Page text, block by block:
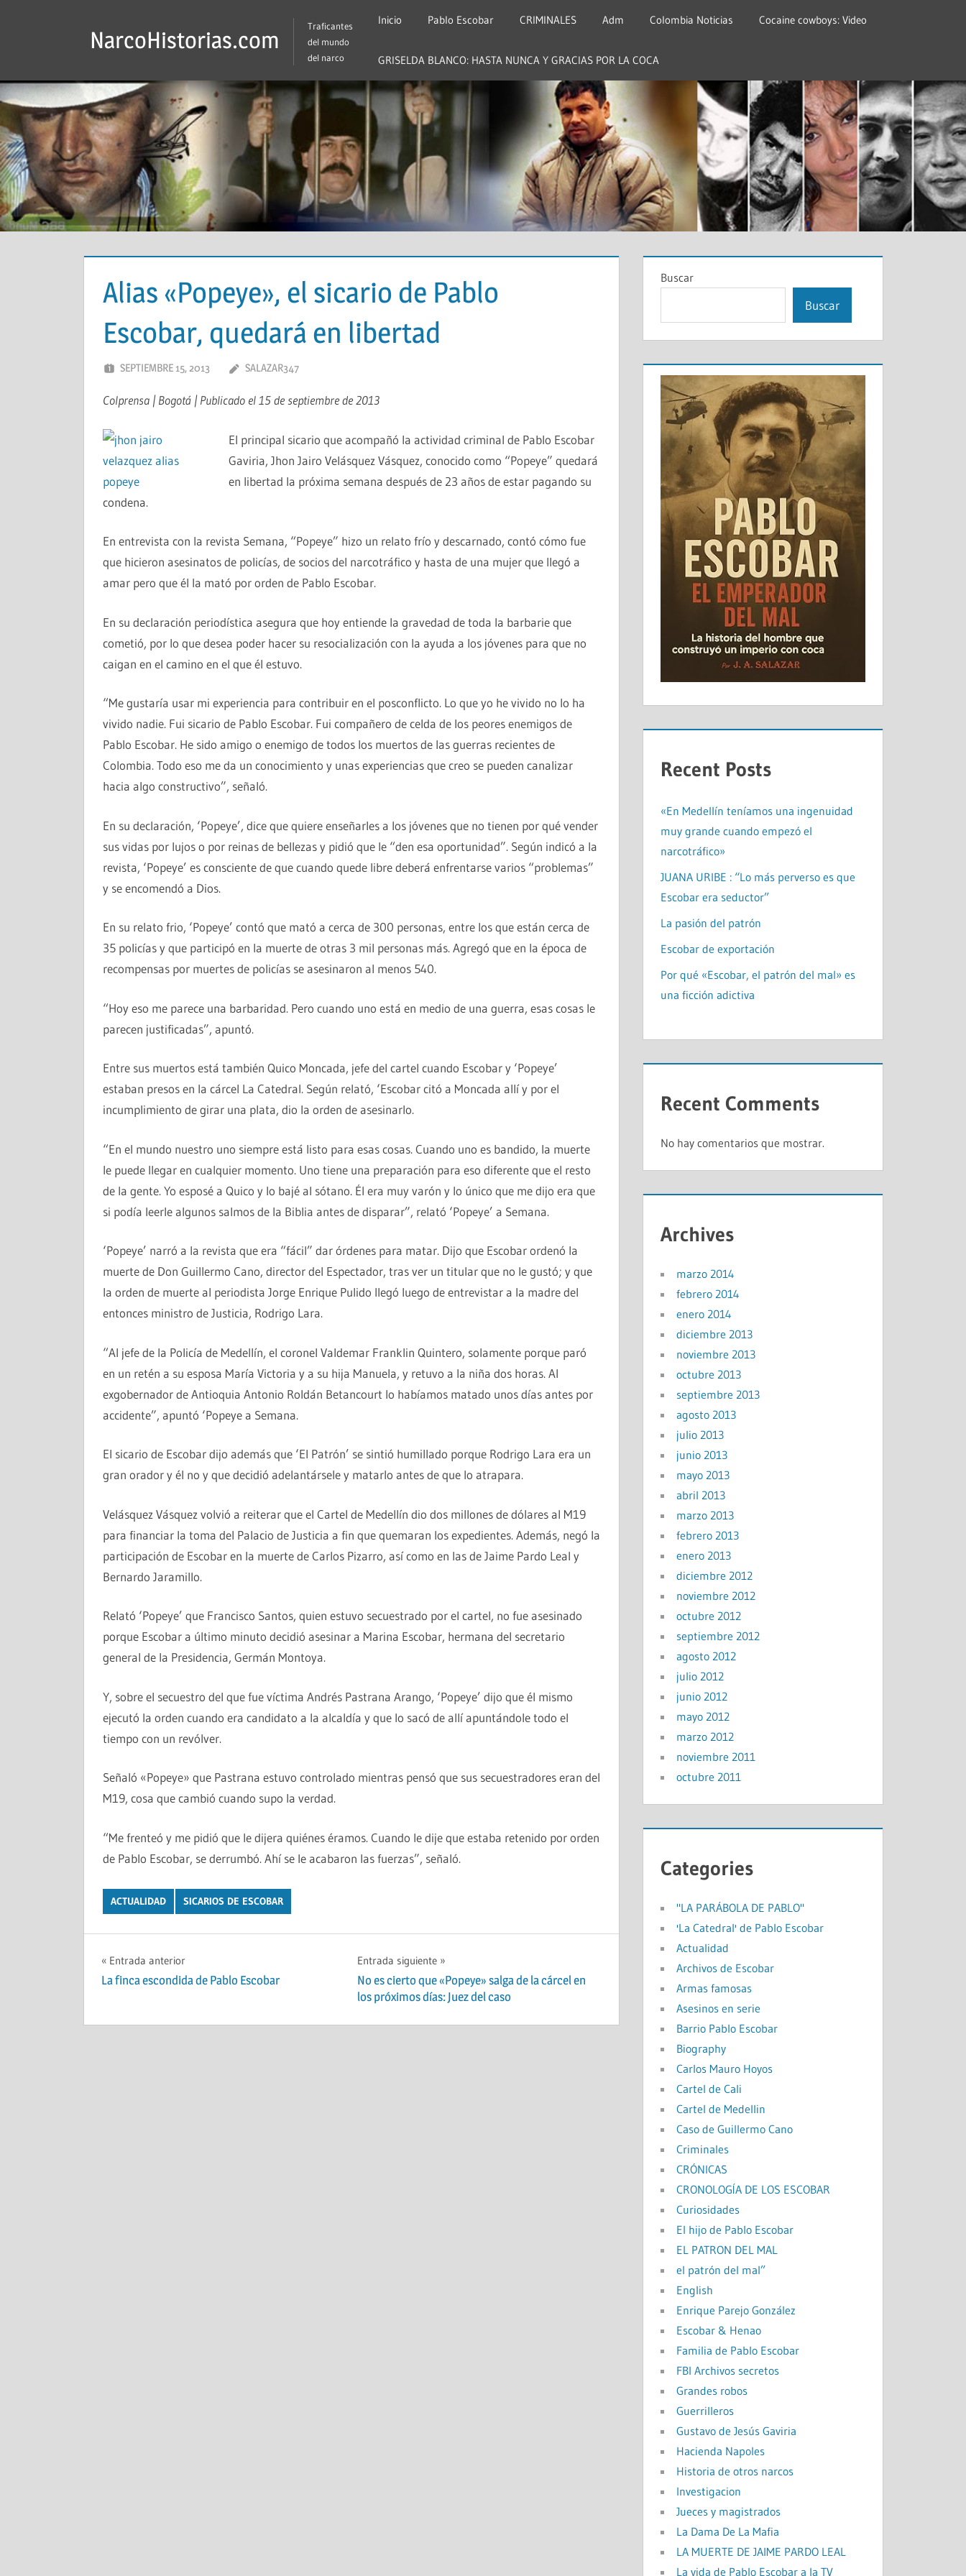
NarcoHistorias.com
Traficantes
del mundo
del narco
Inicio Pablo Escobar CRIMINALES Adm Colombia Noticias Cocaine cowboys: Video
GRISELDA BLANCO: HASTA NUNCA Y GRACIAS POR LA COCA
Alias «Popeye», el sicario de Pablo
Escobar, quedará en libertad
SEPTIEMBRE 15, 2013 SALAZAR347
Colprensa | Bogotá | Publicado el 15 de septiembre de 2013
El principal sicario que acompañó la actividad criminal de Pablo Escobar
Gaviria, Jhon Jairo Velásquez Vásquez, conocido como “Popeye” quedará
en libertad la próxima semana después de 23 años de estar pagando su
condena.
En entrevista con la revista Semana, “Popeye” hizo un relato frío y descarnado, contó cómo fue
que hicieron asesinatos de policías, de socios del narcotráfico y hasta de una mujer que llegó a
amar pero que él la mató por orden de Pablo Escobar.
En su declaración periodística asegura que hoy entiende la gravedad de toda la barbarie que
cometió, por lo que desea poder hacer su resocialización con la ayuda a los jóvenes para que no
caigan en el camino en el que él estuvo.
“Me gustaría usar mi experiencia para contribuir en el posconflicto. Lo que yo he vivido no lo ha
vivido nadie. Fui sicario de Pablo Escobar. Fui compañero de celda de los peores enemigos de
Pablo Escobar. He sido amigo o enemigo de todos los muertos de las guerras recientes de
Colombia. Todo eso me da un conocimiento y unas experiencias que creo se pueden canalizar
hacia algo constructivo”, señaló.
En su declaración, ‘Popeye’, dice que quiere enseñarles a los jóvenes que no tienen por qué vender
sus vidas por lujos o por reinas de bellezas y pidió que le “den esa oportunidad”. Según indicó a la
revista, ‘Popeye’ es consciente de que cuando quede libre deberá enfrentarse varios “problemas”
y se encomendó a Dios.
En su relato frio, ‘Popeye’ contó que mató a cerca de 300 personas, entre los que están cerca de
35 policías y que participó en la muerte de otras 3 mil personas más. Agregó que en la época de
recompensas por muertes de policías se asesinaron al menos 540.
“Hoy eso me parece una barbaridad. Pero cuando uno está en medio de una guerra, esas cosas le
parecen justificadas”, apuntó.
Entre sus muertos está también Quico Moncada, jefe del cartel cuando Escobar y ‘Popeye’
estaban presos en la cárcel La Catedral. Según relató, ‘Escobar citó a Moncada allí y por el
incumplimiento de girar una plata, dio la orden de asesinarlo.
“En el mundo nuestro uno siempre está listo para esas cosas. Cuando uno es bandido, la muerte
le puede llegar en cualquier momento. Uno tiene una preparación para eso diferente que el resto
de la gente. Yo esposé a Quico y lo bajé al sótano. Él era muy varón y lo único que me dijo era que
si podía leerle algunos salmos de la Biblia antes de disparar”, relató ‘Popeye’ a Semana.
‘Popeye’ narró a la revista que era “fácil” dar órdenes para matar. Dijo que Escobar ordenó la
muerte de Don Guillermo Cano, director del Espectador, tras ver un titular que no le gustó; y que
la orden de muerte al periodista Jorge Enrique Pulido llegó luego de entrevistar a la madre del
entonces ministro de Justicia, Rodrigo Lara.
“Al jefe de la Policía de Medellín, el coronel Valdemar Franklin Quintero, solamente porque paró
en un retén a su esposa María Victoria y a su hija Manuela, y retuvo a la niña dos horas. Al
exgobernador de Antioquia Antonio Roldán Betancourt lo habíamos matado unos días antes por
accidente”, apuntó ‘Popeye a Semana.
El sicario de Escobar dijo además que ‘El Patrón’ se sintió humillado porque Rodrigo Lara era un
gran orador y él no y que decidió adelantársele y matarlo antes de que lo atrapara.
Velásquez Vásquez volvió a reiterar que el Cartel de Medellín dio dos millones de dólares al M19
para financiar la toma del Palacio de Justicia a fin que quemaran los expedientes. Además, negó la
participación de Escobar en la muerte de Carlos Pizarro, así como en las de Jaime Pardo Leal y
Bernardo Jaramillo.
Relató ‘Popeye’ que Francisco Santos, quien estuvo secuestrado por el cartel, no fue asesinado
porque Escobar a último minuto decidió asesinar a Marina Escobar, hermana del secretario
general de la Presidencia, Germán Montoya.
Y, sobre el secuestro del que fue víctima Andrés Pastrana Arango, ‘Popeye’ dijo que él mismo
ejecutó la orden cuando era candidato a la alcaldía y que lo sacó de allí apuntándole todo el
tiempo con un revólver.
Señaló «Popeye» que Pastrana estuvo controlado mientras pensó que sus secuestradores eran del
M19, cosa que cambió cuando supo la verdad.
“Me frenteó y me pidió que le dijera quiénes éramos. Cuando le dije que estaba retenido por orden
de Pablo Escobar, se derrumbó. Ahí se le acabaron las fuerzas”, señaló.
ACTUALIDAD SICARIOS DE ESCOBAR
Navegación
de
entradas
Entrada anterior
La finca escondida de Pablo Escobar
Entrada siguiente
No es cierto que «Popeye» salga de la cárcel en
los próximos días: Juez del caso
Buscar
Buscar
Recent Posts
«En Medellín teníamos una ingenuidad
muy grande cuando empezó el
narcotráfico»
JUANA URIBE : “Lo más perverso es que
Escobar era seductor”
La pasión del patrón
Escobar de exportación
Por qué «Escobar, el patrón del mal» es
una ficción adictiva
Recent Comments
No hay comentarios que mostrar.
Archives
marzo 2014
febrero 2014
enero 2014
diciembre 2013
noviembre 2013
octubre 2013
septiembre 2013
agosto 2013
julio 2013
junio 2013
mayo 2013
abril 2013
marzo 2013
febrero 2013
enero 2013
diciembre 2012
noviembre 2012
octubre 2012
septiembre 2012
agosto 2012
julio 2012
junio 2012
mayo 2012
marzo 2012
noviembre 2011
octubre 2011
Categories
"LA PARÁBOLA DE PABLO"
'La Catedral' de Pablo Escobar
Actualidad
Archivos de Escobar
Armas famosas
Asesinos en serie
Barrio Pablo Escobar
Biography
Carlos Mauro Hoyos
Cartel de Cali
Cartel de Medellin
Caso de Guillermo Cano
Criminales
CRÓNICAS
CRONOLOGÍA DE LOS ESCOBAR
Curiosidades
El hijo de Pablo Escobar
EL PATRON DEL MAL
el patrón del mal”
English
Enrique Parejo González
Escobar & Henao
Familia de Pablo Escobar
FBI Archivos secretos
Grandes robos
Guerrilleros
Gustavo de Jesús Gaviria
Hacienda Napoles
Historia de otros narcos
Investigacion
Jueces y magistrados
La Dama De La Mafia
LA MUERTE DE JAIME PARDO LEAL
La vida de Pablo Escobar a la TV